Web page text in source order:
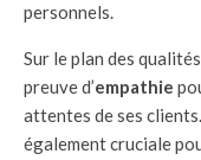
personnels.
Sur le plan des
preuve d’empathie
attentes de ses
également cruciale